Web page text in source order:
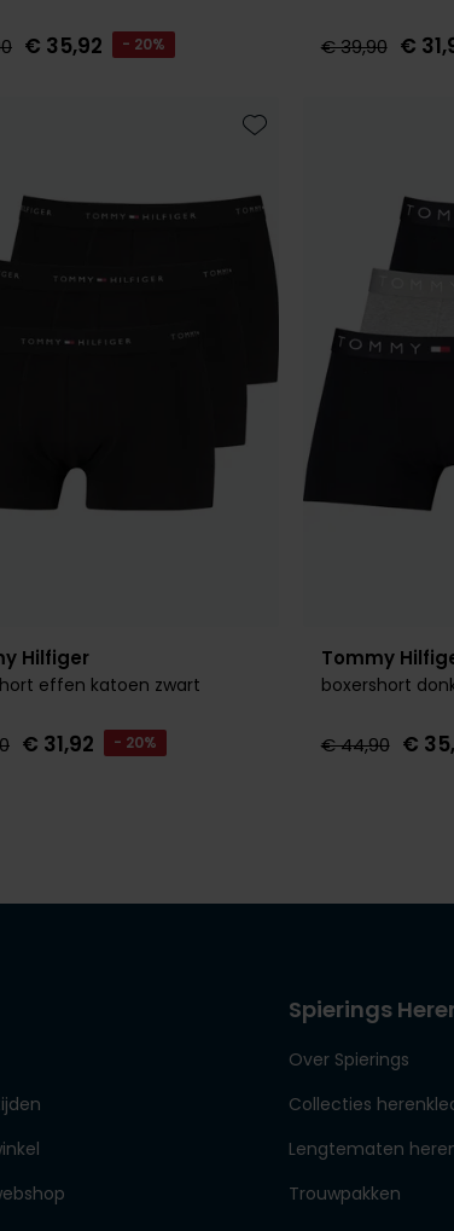
€ 35,92 - 20% € 39,90 €
Hilfiger
effen katoen zwart
€ 31,92 - 20%
Tommy
boxershort
€ 44,90 €
Spierings
Over Spierings
Collecties
Lengtematen
Trouwpakken